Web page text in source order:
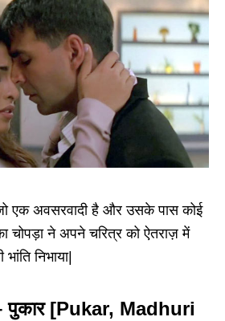
एक अवसरवादी है और उसके पास कोई
चोपड़ा ने अपने चरित्र को ऐतराज़ में
निभाया|
– पुकार [Pukar, Madhuri